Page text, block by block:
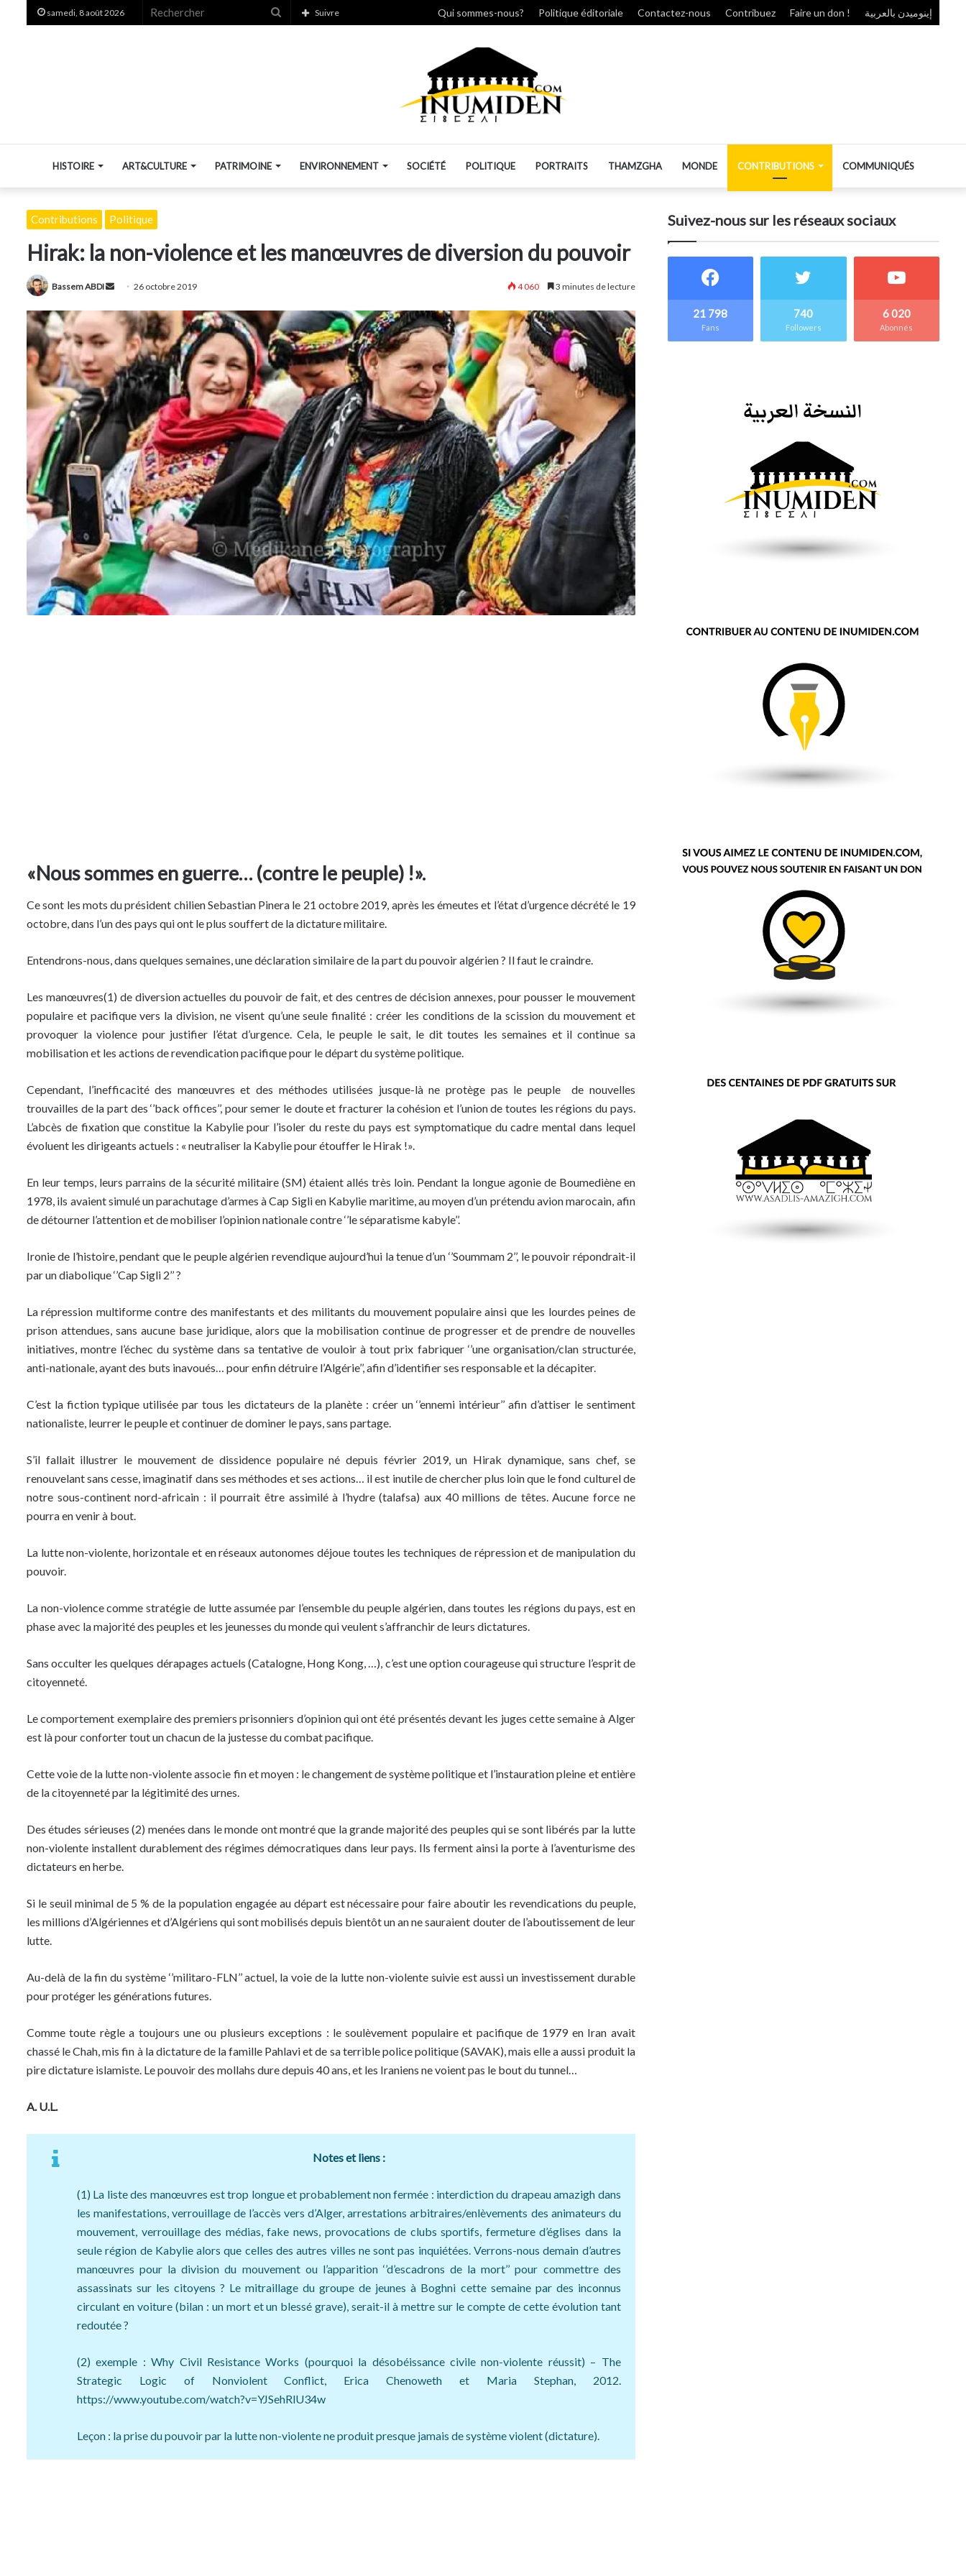
samedi, 8 août 2026 Rechercher
Suivre Qui sommes-nous? Politique éditoriale Contactez-nous Contribuez Faire un don ! إينوميدن بالعربية
HISTOIRE ART&CULTURE PATRIMOINE ENVIRONNEMENT SOCIÉTÉ POLITIQUE PORTRAITS THAMZGHA MONDE CONTRIBUTIONS COMMUNIQUÉS
Contributions Politique
Hirak: la non-violence et les manœuvres de diversion du pouvoir
Bassem ABDI
Envoyer
courriel
26 octobre 2019 4 060 3 minutes de lecture
«Nous sommes en guerre… (contre le peuple) !».
Ce sont les mots du président chilien Sebastian Pinera le 21 octobre 2019, après les émeutes et l’état d’urgence décrété le 19
octobre, dans l’un des pays qui ont le plus souffert de la dictature militaire.
Entendrons-nous, dans quelques semaines, une déclaration similaire de la part du pouvoir algérien ? Il faut le craindre.
Les manœuvres(1) de diversion actuelles du pouvoir de fait, et des centres de décision annexes, pour pousser le mouvement
populaire et pacifique vers la division, ne visent qu’une seule finalité : créer les conditions de la scission du mouvement et
provoquer la violence pour justifier l’état d’urgence. Cela, le peuple le sait, le dit toutes les semaines et il continue sa
mobilisation et les actions de revendication pacifique pour le départ du système politique.
Cependant, l’inefficacité des manœuvres et des méthodes utilisées jusque-là ne protège pas le peuple de nouvelles
trouvailles de la part des ‘’back offices’’, pour semer le doute et fracturer la cohésion et l’union de toutes les régions du pays.
L’abcès de fixation que constitue la Kabylie pour l’isoler du reste du pays est symptomatique du cadre mental dans lequel
évoluent les dirigeants actuels : « neutraliser la Kabylie pour étouffer le Hirak !».
En leur temps, leurs parrains de la sécurité militaire (SM) étaient allés très loin. Pendant la longue agonie de Boumediène en
1978, ils avaient simulé un parachutage d’armes à Cap Sigli en Kabylie maritime, au moyen d’un prétendu avion marocain, afin
de détourner l’attention et de mobiliser l’opinion nationale contre ‘’le séparatisme kabyle’’.
Ironie de l’histoire, pendant que le peuple algérien revendique aujourd’hui la tenue d’un ‘’Soummam 2’’, le pouvoir répondrait-il
par un diabolique ‘’Cap Sigli 2’’ ?
La répression multiforme contre des manifestants et des militants du mouvement populaire ainsi que les lourdes peines de
prison attendues, sans aucune base juridique, alors que la mobilisation continue de progresser et de prendre de nouvelles
initiatives, montre l’échec du système dans sa tentative de vouloir à tout prix fabriquer ‘’une organisation/clan structurée,
anti-nationale, ayant des buts inavoués… pour enfin détruire l’Algérie’’, afin d’identifier ses responsable et la décapiter.
C’est la fiction typique utilisée par tous les dictateurs de la planète : créer un ‘’ennemi intérieur’’ afin d’attiser le sentiment
nationaliste, leurrer le peuple et continuer de dominer le pays, sans partage.
S’il fallait illustrer le mouvement de dissidence populaire né depuis février 2019, un Hirak dynamique, sans chef, se
renouvelant sans cesse, imaginatif dans ses méthodes et ses actions… il est inutile de chercher plus loin que le fond culturel de
notre sous-continent nord-africain : il pourrait être assimilé à l’hydre (talafsa) aux 40 millions de têtes. Aucune force ne
pourra en venir à bout.
La lutte non-violente, horizontale et en réseaux autonomes déjoue toutes les techniques de répression et de manipulation du
pouvoir.
La non-violence comme stratégie de lutte assumée par l’ensemble du peuple algérien, dans toutes les régions du pays, est en
phase avec la majorité des peuples et les jeunesses du monde qui veulent s’affranchir de leurs dictatures.
Sans occulter les quelques dérapages actuels (Catalogne, Hong Kong, …), c’est une option courageuse qui structure l’esprit de
citoyenneté.
Le comportement exemplaire des premiers prisonniers d’opinion qui ont été présentés devant les juges cette semaine à Alger
est là pour conforter tout un chacun de la justesse du combat pacifique.
Cette voie de la lutte non-violente associe fin et moyen : le changement de système politique et l’instauration pleine et entière
de la citoyenneté par la légitimité des urnes.
Des études sérieuses (2) menées dans le monde ont montré que la grande majorité des peuples qui se sont libérés par la lutte
non-violente installent durablement des régimes démocratiques dans leur pays. Ils ferment ainsi la porte à l’aventurisme des
dictateurs en herbe.
Si le seuil minimal de 5 % de la population engagée au départ est nécessaire pour faire aboutir les revendications du peuple,
les millions d’Algériennes et d’Algériens qui sont mobilisés depuis bientôt un an ne sauraient douter de l’aboutissement de leur
lutte.
Au-delà de la fin du système ‘’militaro-FLN’’ actuel, la voie de la lutte non-violente suivie est aussi un investissement durable
pour protéger les générations futures.
Comme toute règle a toujours une ou plusieurs exceptions : le soulèvement populaire et pacifique de 1979 en Iran avait
chassé le Chah, mis fin à la dictature de la famille Pahlavi et de sa terrible police politique (SAVAK), mais elle a aussi produit la
pire dictature islamiste. Le pouvoir des mollahs dure depuis 40 ans, et les Iraniens ne voient pas le bout du tunnel…
A. U.L.
Notes et liens :
(1) La liste des manœuvres est trop longue et probablement non fermée : interdiction du drapeau amazigh dans
les manifestations, verrouillage de l’accès vers d’Alger, arrestations arbitraires/enlèvements des animateurs du
mouvement, verrouillage des médias, fake news, provocations de clubs sportifs, fermeture d’églises dans la
seule région de Kabylie alors que celles des autres villes ne sont pas inquiétées. Verrons-nous demain d’autres
manœuvres pour la division du mouvement ou l’apparition ‘’d’escadrons de la mort’’ pour commettre des
assassinats sur les citoyens ? Le mitraillage du groupe de jeunes à Boghni cette semaine par des inconnus
circulant en voiture (bilan : un mort et un blessé grave), serait-il à mettre sur le compte de cette évolution tant
redoutée ?
(2) exemple : Why Civil Resistance Works (pourquoi la désobéissance civile non-violente réussit) – The
Strategic Logic of Nonviolent Conflict, Erica Chenoweth et Maria Stephan, 2012.
https://www.youtube.com/watch?v=YJSehRlU34w
Leçon : la prise du pouvoir par la lutte non-violente ne produit presque jamais de système violent (dictature).
Suivez-nous sur les réseaux sociaux
21 798
Fans
740
Followers
6 020
Abonnés